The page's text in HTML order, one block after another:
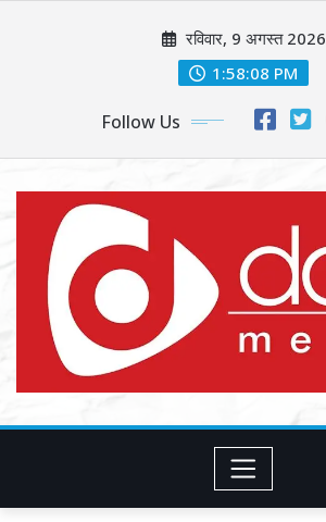
रविवार, 9 अगस्त 2026
1:58:10 PM
Follow Us